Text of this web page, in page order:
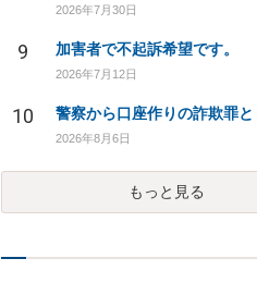
2026年7月30日
9 加害者で不起訴希望です。
2026年7月12日
10
2026年8月6日
もっと見る